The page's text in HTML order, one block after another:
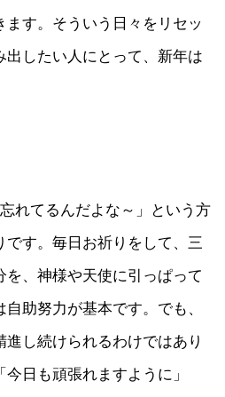
す。そういう日々をリセッ
出したい人にとって、新年は
れてるんだよな～」という方
です。毎日お祈りをして、三
を、神様や天使に引っぱって
助努力が基本です。でも、
し続けられるわけではあり
日も頑張れますように」